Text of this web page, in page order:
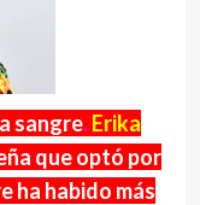
sangre.Erika
que optó por
ha habido más